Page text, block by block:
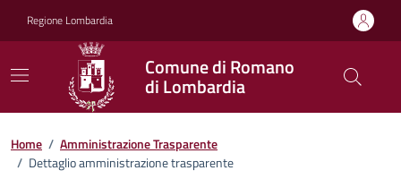
Regione Lombardia
Comune di Romano
di Lombardia
Home / Amministrazione Trasparente
/ Dettaglio amministrazione trasparente